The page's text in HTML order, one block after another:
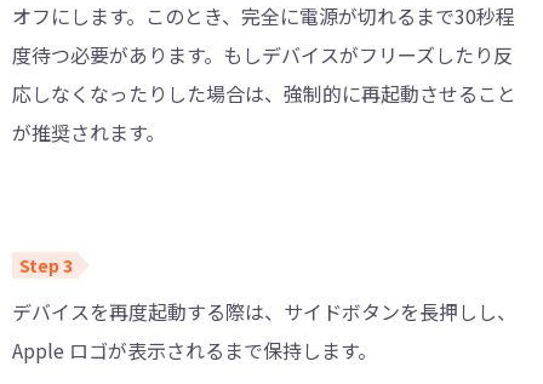
オフにします。このとき、完全に電源が切れるまで30秒程
度待つ必要があります。もしデバイスがフリーズしたり反
応しなくなったりした場合は、強制的に再起動させること
が推奨されます。
デバイスを再度起動する際は、サイドボタンを長押しし、
Apple ロゴが表示されるまで保持します。